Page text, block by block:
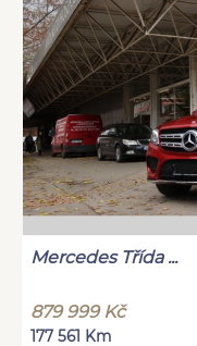
Mercedes Třída ...
879 999 Kč
177 561 Km